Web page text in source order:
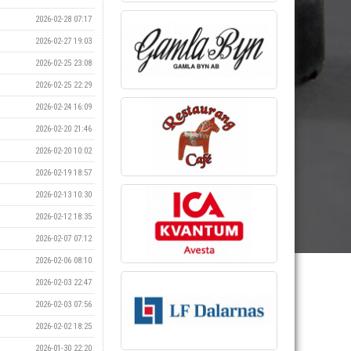
2026-02-28 07:17
2026-02-27 19:03
2026-02-25 23:08
2026-02-25 22:29
2026-02-24 16:09
2026-02-20 21:46
2026-02-20 10:02
2026-02-19 18:57
2026-02-13 10:30
2026-02-12 18:35
2026-02-07 07:12
2026-02-06 08:10
2026-02-03 22:47
2026-02-03 07:56
2026-02-02 18:25
2026-01-30 22:20